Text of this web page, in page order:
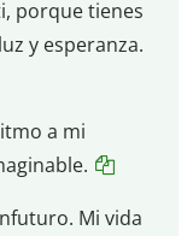
porque tienes
y esperanza.
a mi
Mi vida